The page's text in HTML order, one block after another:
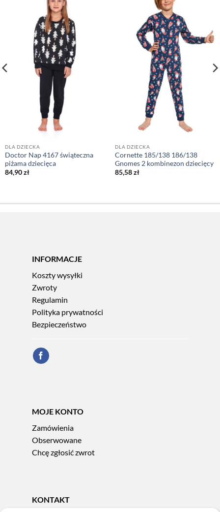
DLA DZIECKA
Doctor Nap 4167 świąteczna
piżama dziecięca
84,90zł
DLA DZIECKA
Cornette 185/138 186/138
Gnomes 2 kombinezon dziecięcy
85,58zł
INFORMACJE
Koszty wysyłki
Zwroty
Regulamin
Polityka prywatności
Bezpieczeństwo
MOJE KONTO
Zamówienia
Obserwowane
Chcę zgłosić zwrot
KONTAKT